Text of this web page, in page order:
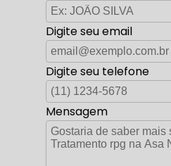
Digite seu email
Digite seu telefone
Mensagem